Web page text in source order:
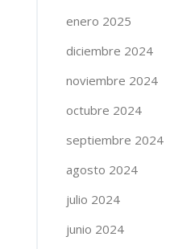
enero 2025
diciembre 2024
noviembre 2024
octubre 2024
septiembre 2024
agosto 2024
julio 2024
junio 2024